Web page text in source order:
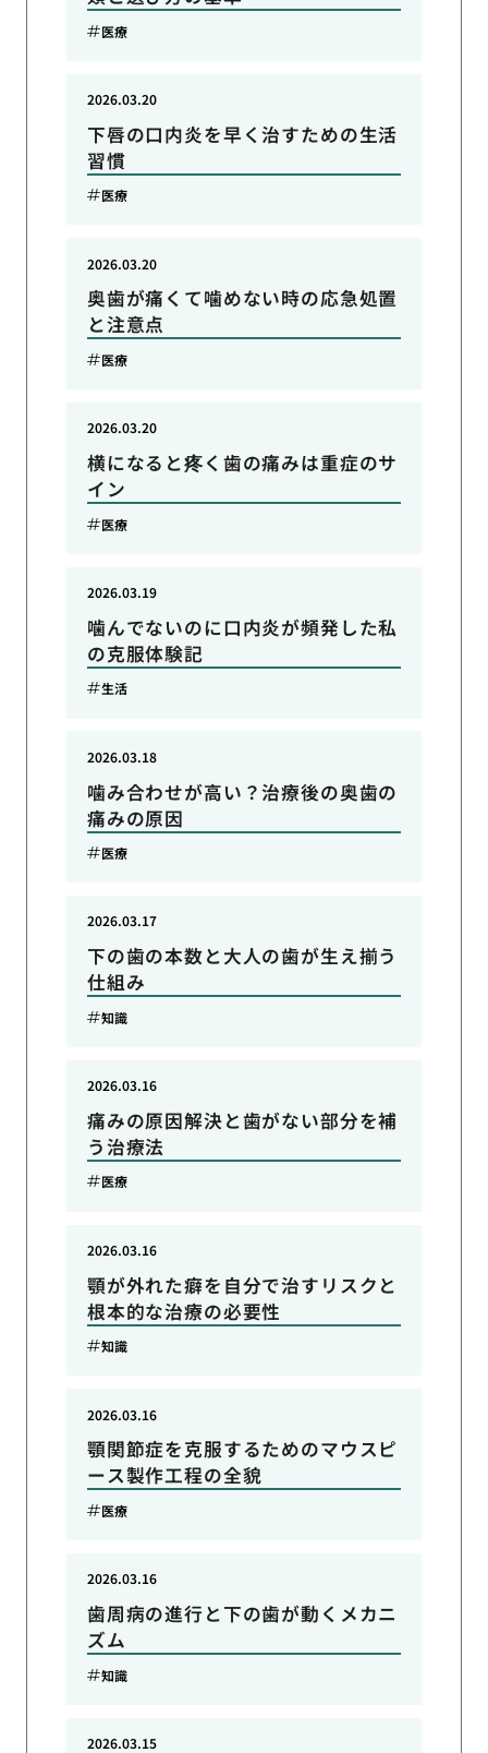
医療
下唇の口内炎を早く治すための生活
習慣
2026.03.20
医療
奥歯が痛くて噛めない時の応急処置
と注意点
2026.03.20
医療
横になると疼く歯の痛みは重症のサ
イン
2026.03.20
医療
噛んでないのに口内炎が頻発した私
の克服体験記
2026.03.19
生活
噛み合わせが高い？治療後の奥歯の
痛みの原因
2026.03.18
医療
下の歯の本数と大人の歯が生え揃う
仕組み
2026.03.17
知識
痛みの原因解決と歯がない部分を補
う治療法
2026.03.16
医療
顎が外れた癖を自分で治すリスクと
根本的な治療の必要性
2026.03.16
知識
顎関節症を克服するためのマウスピ
ース製作工程の全貌
2026.03.16
医療
歯周病の進行と下の歯が動くメカニ
ズム
2026.03.16
知識
2026.03.15